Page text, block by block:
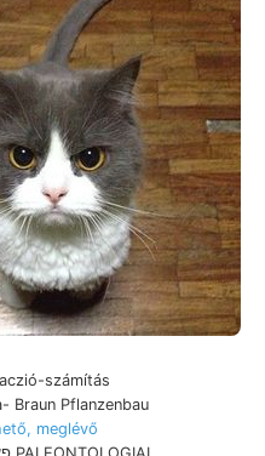
számítás
Braun Pflanzenbau
meglévő